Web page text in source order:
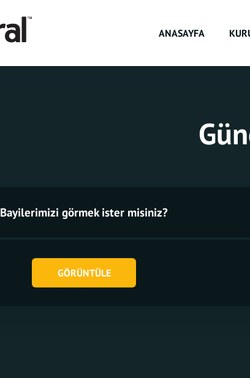
ANASAYFA
Bayilerimizi görmek ister misiniz?
GÖRÜNTÜLE